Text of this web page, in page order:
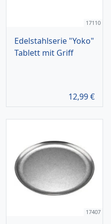
17110
Edelstahlserie "Yoko"
Tablett mit Griff
12,99€
17407